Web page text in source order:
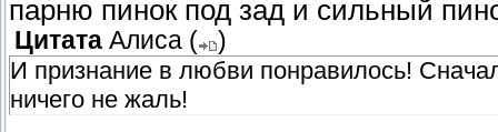
парню пинок под зад и сильный
Цитата Алиса (
)
И признание в любви понравилось!
ничего не жаль!